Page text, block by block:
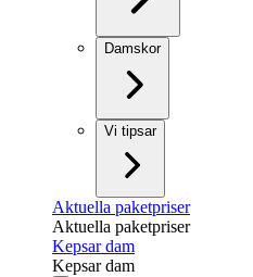
Damskor
Vi tipsar
Aktuella paketpriser
Aktuella paketpriser
Kepsar dam
Kepsar dam